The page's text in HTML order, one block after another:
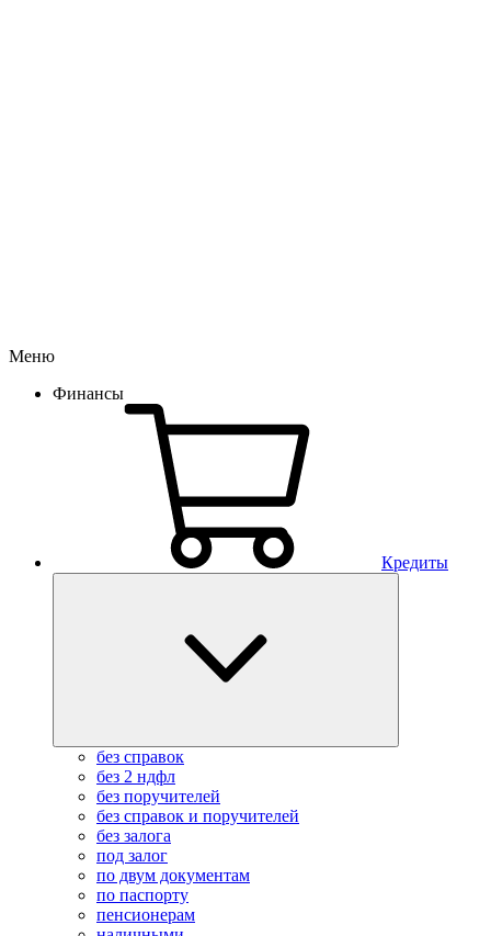
Меню
Финансы
Кредиты
без справок
без 2 ндфл
без поручителей
без справок и поручителей
без залога
под залог
по двум документам
по паспорту
пенсионерам